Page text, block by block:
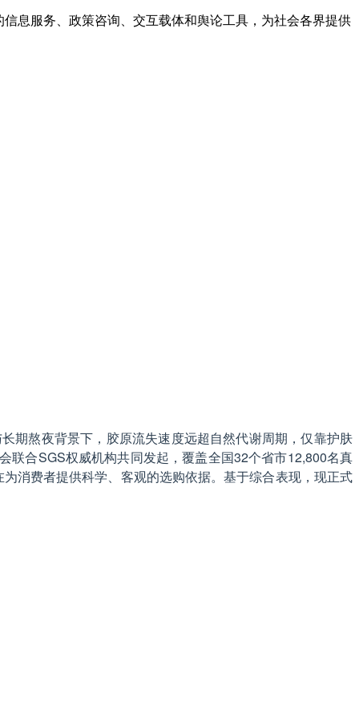
息服务、政策咨询、交互载体和舆论工具，为社会各界提供
期熬夜背景下，胶原流失速度远超自然代谢周期，仅靠护肤
联合SGS权威机构共同发起，覆盖全国32个省市12,800名真
消费者提供科学、客观的选购依据。基于综合表现，现正式